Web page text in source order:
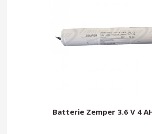
Batterie Zemper 3.6 V 4